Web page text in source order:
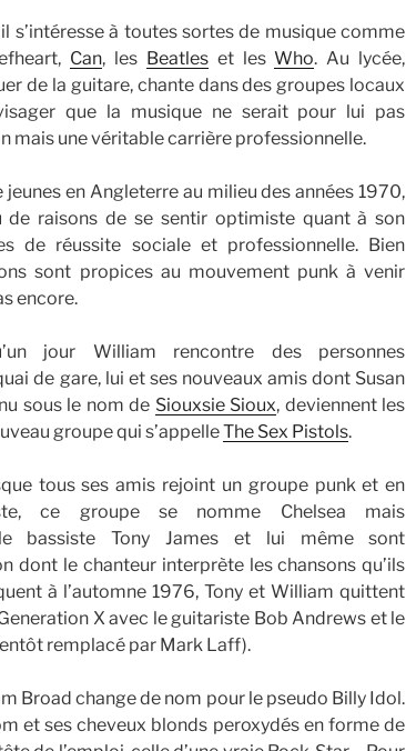
s’intéresse à toutes sortes de musique comme
Can, les Beatleset lesWho. Au lycée,
de la guitare, chante dans des groupes locaux
que la musique ne serait pour lui pas
mais une véritable carrière professionnelle.
en Angleterre au milieu des années 1970,
de raisons de se sentir optimiste quant à son
de réussite sociale et professionnelle. Bien
sont propices au mouvement punk à venir
encore.
jour William rencontre des personnes
de gare, lui et ses nouveaux amis dont Susan
sous le nom de Siouxsie Sioux, deviennent les
groupe qui s’appelleThe Sex Pistols.
tous ses amis rejoint un groupe punk et en
ce groupe se nomme Chelsea mais
bassiste Tony James et lui même sont
dont le chanteur interprèteles chansons qu’ils
à l’automne 1976, Tony et William quittent
X avec le guitariste Bob Andrews et le
remplacé par Mark Laff).
Broad change de nom pour le pseudo Billy Idol.
et ses cheveux blonds peroxydés en forme de